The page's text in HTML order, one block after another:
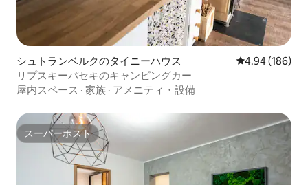
シュトランベルクのタイニーハウス レビュー186
4.94 (186)
リプスキーパセキのキャンピングカー
屋内スペース · 家族 · アメニティ・設備
スーパーホスト
スーパーホスト